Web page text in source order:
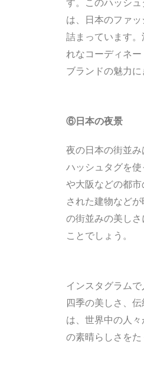
す。このハッシ
は、日本のファ
詰まっています
れなコーディネ
ブランドの魅力に
⑥日本の夜景
夜の日本の街並
ハッシュタグを
や大阪などの都
された建物など
の街並みの美し
ことでしょう。
インスタグラム
四季の美しさ、
は、世界中の人
の素晴らしさをた